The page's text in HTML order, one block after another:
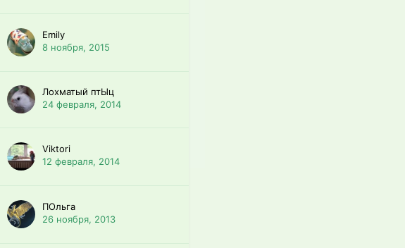
Emily
8 ноября, 2015
Лохматый птЫц
24 февраля, 2014
Viktori
12 февраля, 2014
ПОльга
26 ноября, 2013